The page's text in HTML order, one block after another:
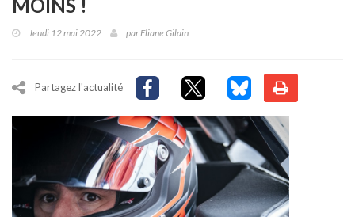
MOINS !
Jeudi 12 mai 2022 parEliane Gilain
Partagez l'actualité